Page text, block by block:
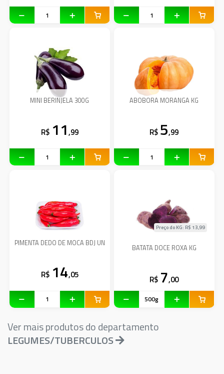
MINI BERINJELA 300G
R$ 11,99
ABOBORA MORANGA KG
R$ 5,99
PIMENTA DEDO DE MOCA BDJ UN
R$ 14,05
BATATA DOCE ROXA KG
Preço do KG: R$ 13,99
R$ 7,00
Ver mais produtos do departamento
LEGUMES/TUBERCULOS